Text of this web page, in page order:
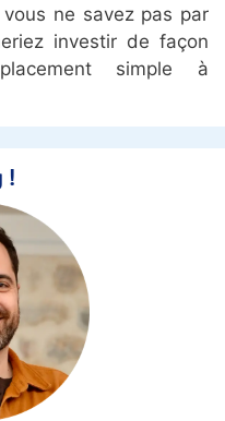
vous ne savez pas par
investir de façon
simple à
!